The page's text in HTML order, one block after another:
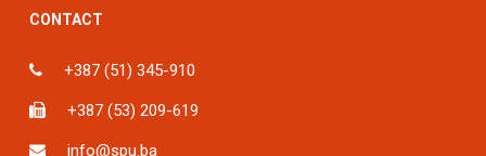
CONTACT
+387 (51) 345-910
+387 (53) 209-619
info@spu.ba